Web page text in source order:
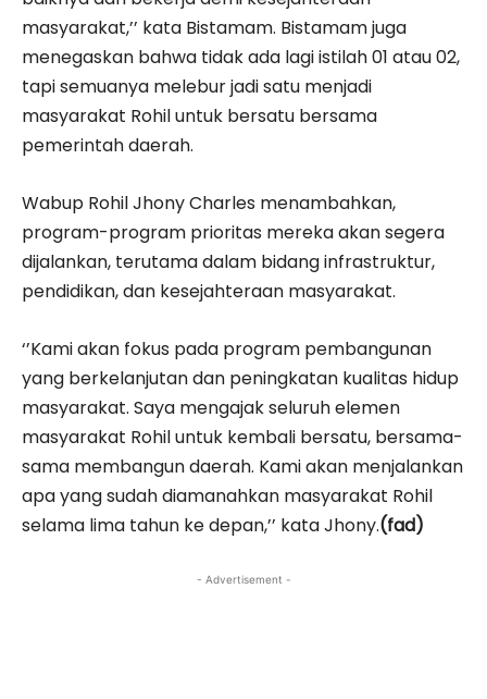
masyarakat,’’ kata Bistamam. Bistamam juga
menegaskan bahwa tidak ada lagi istilah 01 atau 02,
tapi semuanya melebur jadi satu menjadi
masyarakat Rohil untuk bersatu bersama
pemerintah daerah.
Wabup Rohil Jhony Charles menambahkan,
program-program prioritas mereka akan segera
dijalankan, terutama dalam bidang infrastruktur,
pendidikan, dan kesejahteraan masyarakat.
‘’Kami akan fokus pada program pembangunan
yang berkelanjutan dan peningkatan kualitas hidup
masyarakat. Saya mengajak seluruh elemen
masyarakat Rohil untuk kembali bersatu, bersama-
sama membangun daerah. Kami akan menjalankan
apa yang sudah diamanahkan masyarakat Rohil
selama lima tahun ke depan,’’ kata Jhony.(fad)
- Advertisement -